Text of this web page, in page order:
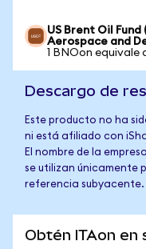
US Brent Oil
Aerospace and
1 BNOon equivale
Descargo de
Este producto no ha
ni está afiliado con
El nombre de la
se utilizan únicamente
referencia subyacente.
Obtén ITAon en